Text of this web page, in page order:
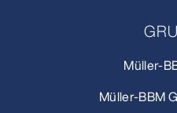
Müller-
Müller-BBM